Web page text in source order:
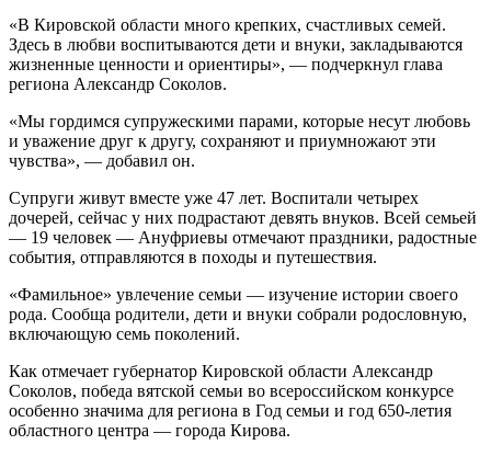
«В Кировской области много крепких, счастливых семей.
Здесь в любви воспитываются дети и внуки, закладываются
жизненные ценности и ориентиры», — подчеркнул глава
региона Александр Соколов.
«Мы гордимся супружескими парами, которые несут любовь
и уважение друг к другу, сохраняют и приумножают эти
чувства», — добавил он.
Супруги живут вместе уже 47 лет. Воспитали четырех
дочерей, сейчас у них подрастают девять внуков. Всей семьей
— 19 человек — Ануфриевы отмечают праздники, радостные
события, отправляются в походы и путешествия.
«Фамильное» увлечение семьи — изучение истории своего
рода. Сообща родители, дети и внуки собрали родословную,
включающую семь поколений.
Как отмечает губернатор Кировской области Александр
Соколов, победа вятской семьи во всероссийском конкурсе
особенно значима для региона в Год семьи и год 650-летия
областного центра — города Кирова.